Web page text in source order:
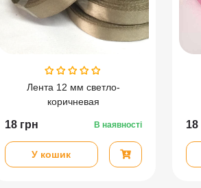
Лента 12 мм светло-
коричневая
18 грн В наявності
У кошик
18